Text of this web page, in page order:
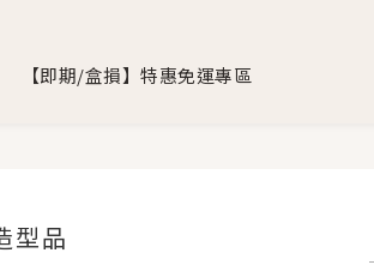
【即期/盒損】特惠免運專區
型品